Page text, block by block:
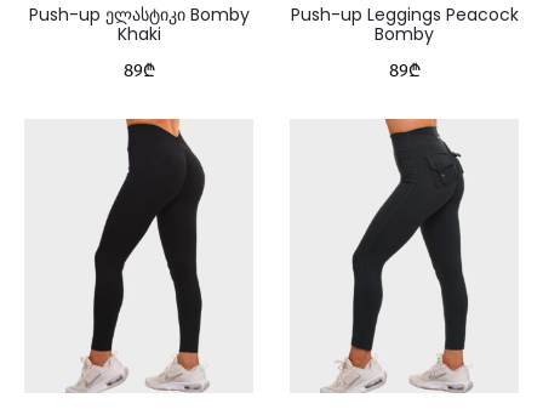
Push-up ელასტიკი Bomby
Khaki
89₾
Push-up Leggings Peacock
Bomby
89₾